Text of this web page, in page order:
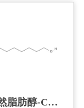
天然脂肪醇-C8醇